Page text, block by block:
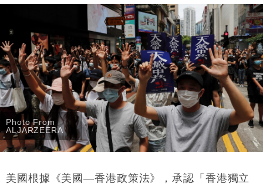
Photo From
ALJARZEERA
美國根據《美國—香港政策法》，承認「香港獨立